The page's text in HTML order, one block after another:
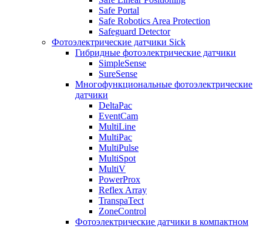
Safe Portal
Safe Robotics Area Protection
Safeguard Detector
Фотоэлектрические датчики Sick
Гибридные фотоэлектрические датчики
SimpleSense
SureSense
Многофункциональные фотоэлектрические
датчики
DeltaPac
EventCam
MultiLine
MultiPac
MultiPulse
MultiSpot
MultiV
PowerProx
Reflex Array
TranspaTect
ZoneControl
Фотоэлектрические датчики в компактном